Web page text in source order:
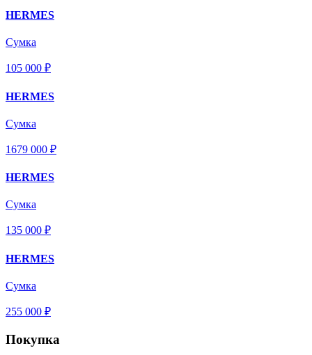
HERMES
Сумка
105 000 ₽
HERMES
Сумка
1679 000 ₽
HERMES
Сумка
135 000 ₽
HERMES
Сумка
255 000 ₽
Покупка